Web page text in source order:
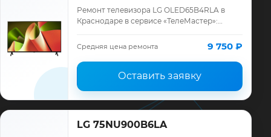
Ремонт телевизора LG OLED65B4RLA в
Краснодаре в сервисе «ТелеМастер»:
запчасти и гарантия до 12 месяцев.
Средняя цена ремонта 9 750 ₽
Оставить заявку
LG 75NU900B6LA